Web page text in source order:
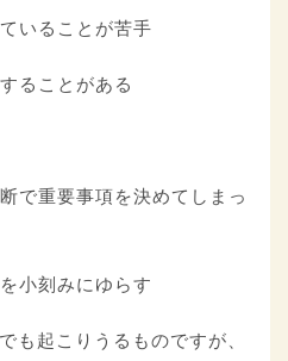
いることが苦手
ることがある
で重要事項を決めてしまっ
小刻みにゆらす
も起こりうるものですが、